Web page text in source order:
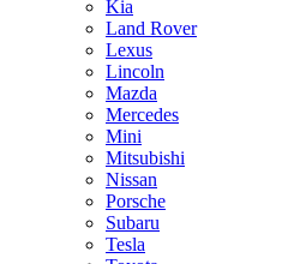
Kia
Land Rover
Lexus
Lincoln
Mazda
Mercedes
Mini
Mitsubishi
Nissan
Porsche
Subaru
Tesla